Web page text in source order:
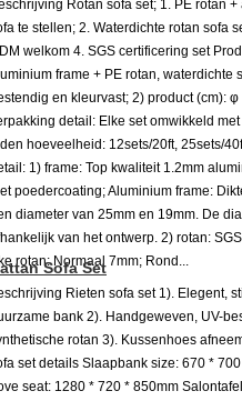
Rotan sofa set; 1. PE rotan
te stellen; 2. Waterdichte rotan sofa
welkom 4. SGS certificering set
frame + PE rotan, waterdichte
en kleurvast; 2) product (cm):
detail: Elke set omwikkeld met
hoeveelheid: 12sets/20ft, 25sets/
1) frame: Top kwaliteit 1.2mm
poedercoating; Aluminium frame:
diameter van 25mm en 19mm. De
van het ontwerp. 2) rotan:
rotan: Normaal 7mm; Rond...
Sofa Set
Rieten sofa set 1). Elegent,
bank 2). Handgeweven, UV-
rotan 3). Kussenhoes
set details Slaapbank size: 670 *
seat: 1280 * 720 * 850mm